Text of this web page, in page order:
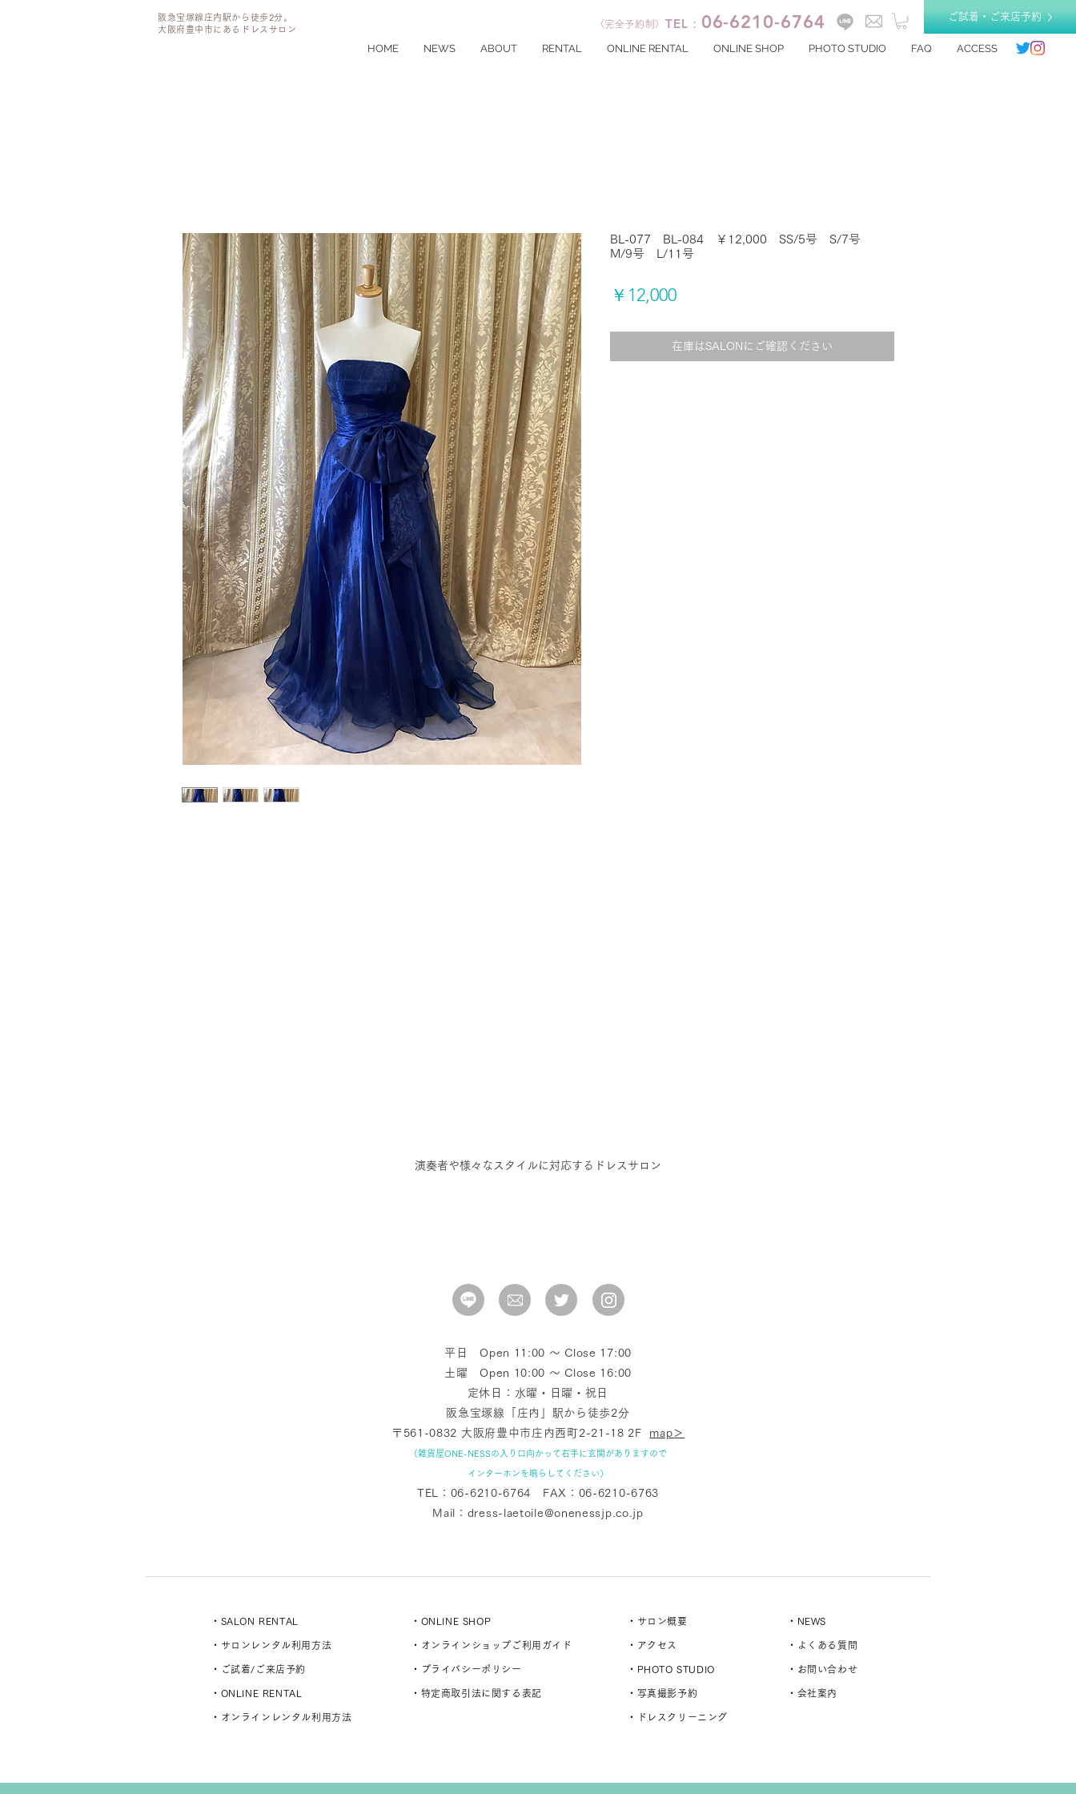
阪急宝塚線庄内駅から徒歩2分。
大阪府豊中市にあるドレスサロン
〈完全予約制〉 TEL： 06-6210-6764
HOME NEWS ABOUT RENTAL ONLINE RENTAL ONLINE SHOP PHOTO STUDIO FAQ ACCESS
ご試着・ご来店予約
BL-077 BL-084 ￥12,000 SS/5号 S/7号
M/9号 L/11号
￥12,000価
在庫はSALONにご確認ください
演奏者や様々なスタイルに対応するドレスサロン
平日 Open 11:00 〜 Close 17:00
土曜 Open 10:00 〜 Close 16:00
定休日：水曜・日曜・祝日
阪急宝塚線「庄内」駅から徒歩2分
〒561-0832 大阪府豊中市庄内西町2-21-18 2F map＞
（雑貨屋ONE-NESSの入り口向かって右手に玄関がありますので
インターホンを鳴らしてください）
TEL： 06-6210-6764 FAX：06-6210-6763
Mail： dress-laetoile@onenessjp.co.jp
・SALON RENTAL
・サロンレンタル利用方法
・ご試着/ご来店予約
・ONLINE RENTAL
・オンラインレンタル利用方法
・ONLINE SHOP
・オンラインショップご利用ガイド
・プライバシーポリシー
・特定商取引法に関する表記
・サロン概要
・アクセス
・PHOTO STUDIO
・写真撮影予約
・ドレスクリーニング
・NEWS
・よくある質問
・お問い合わせ
・会社案内